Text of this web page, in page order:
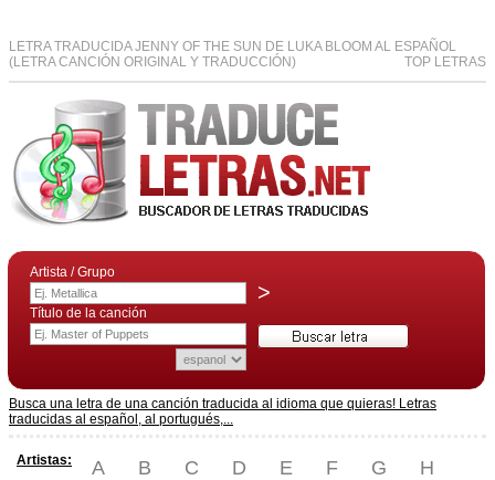
LETRA TRADUCIDA JENNY OF THE SUN DE LUKA BLOOM AL ESPAÑOL
(LETRA CANCIÓN ORIGINAL Y TRADUCCIÓN)
TOP LETRAS
Artista / Grupo
>
Título de la canción
Busca una letra de una canción traducida al idioma que quieras! Letras
traducidas al español, al portugués,...
Artistas: A B C D E F G
H